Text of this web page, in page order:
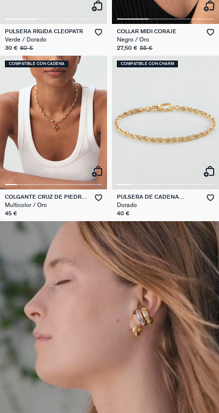
PULSERA RÍGIDA CLEOPATR
Verde / Dorado
30 € 60 €
COLLAR MIDI CORAJE
Negro / Oro
27,50 € 55 €
COMPATIBLE CON CADENA
COLGANTE CRUZ DE PIEDRA
NATURAL
Multicolor / Oro
45 €
COMPATIBLE CON CHARM
PULSERA DE CADENA
CADENA CUERDA
Dorado
40 €